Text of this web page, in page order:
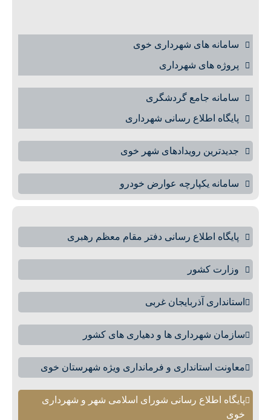
سامانه های شهرداری خوی
پروژه های شهرداری
سامانه جامع گردشگری
پایگاه اطلاع رسانی شهرداری
جدیدترین رویدادهای شهر خوی
سامانه یکپارچه عوارض خودرو
پایگاه اطلاع رسانی دفتر مقام معظم رهبری
وزارت کشور
استانداری آذربایجان غربی
سازمان شهرداری ها و دهیاری های کشور
معاونت استانداری و فرمانداری ویژه شهرستان خوی
پایگاه اطلاع رسانی شورای اسلامی شهر و شهرداری
خوی